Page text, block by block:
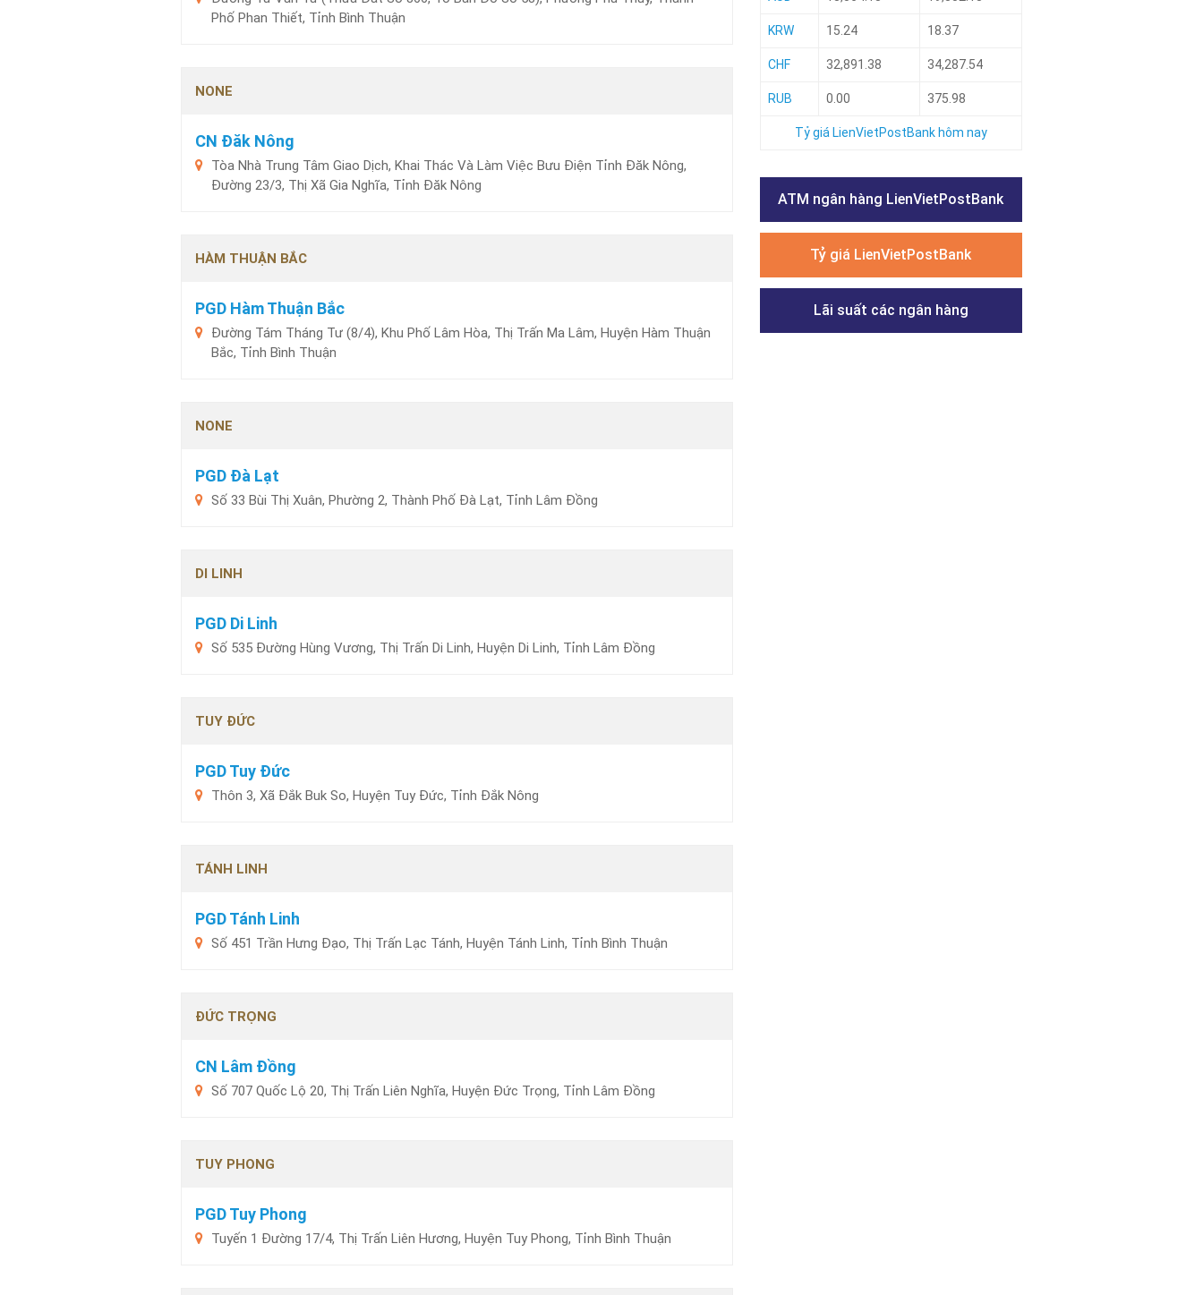
Phố Phan Thiết, Tỉnh Bình Thuận
NONE
CN Đăk Nông
Tòa Nhà Trung Tâm Giao Dịch, Khai Thác Và Làm Việc Bưu Điện Tỉnh Đăk Nông,
Đường 23/3, Thị Xã Gia Nghĩa, Tỉnh Đăk Nông
HÀM THUẬN BẮC
PGD Hàm Thuận Bắc
Đường Tám Tháng Tư (8/4), Khu Phố Lâm Hòa, Thị Trấn Ma Lâm, Huyện Hàm Thuận
Bắc, Tỉnh Bình Thuận
NONE
PGD Đà Lạt
Số 33 Bùi Thị Xuân, Phường 2, Thành Phố Đà Lạt, Tỉnh Lâm Đồng
DI LINH
PGD Di Linh
Số 535 Đường Hùng Vương, Thị Trấn Di Linh, Huyện Di Linh, Tỉnh Lâm Đồng
TUY ĐỨC
PGD Tuy Đức
Thôn 3, Xã Đắk Buk So, Huyện Tuy Đức, Tỉnh Đắk Nông
TÁNH LINH
PGD Tánh Linh
Số 451 Trần Hưng Đạo, Thị Trấn Lạc Tánh, Huyện Tánh Linh, Tỉnh Bình Thuận
ĐỨC TRỌNG
CN Lâm Đồng
Số 707 Quốc Lộ 20, Thị Trấn Liên Nghĩa, Huyện Đức Trọng, Tỉnh Lâm Đồng
TUY PHONG
PGD Tuy Phong
Tuyến 1 Đường 17/4, Thị Trấn Liên Hương, Huyện Tuy Phong, Tỉnh Bình Thuận
KRW 15.24 18.37
CHF 32,891.38 34,287.54
RUB 0.00 375.98
Tỷ giá LienVietPostBank hôm nay
ATM ngân hàng LienVietPostBank
Tỷ giá LienVietPostBank
Lãi suất các ngân hàng